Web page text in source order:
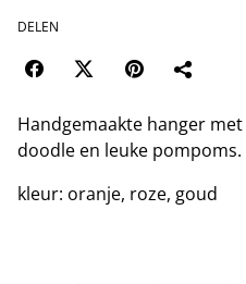
DELEN
Handgemaakte hanger
doodle en leuke pompoms.
kleur: oranje, roze, goud